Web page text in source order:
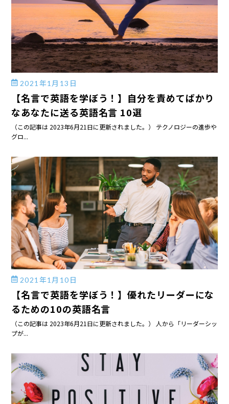
2021年1月13日
【名言で英語を学ぼう！】自分を責めてばかり
なあなたに送る英語名言 10選
（この記事は 2023年6月21日に更新されました。） テクノロジーの進歩や
グロ...
2021年1月10日
【名言で英語を学ぼう！】優れたリーダーにな
るための10の英語名言
（この記事は 2023年6月21日に更新されました。） 人から「リーダーシッ
プが...